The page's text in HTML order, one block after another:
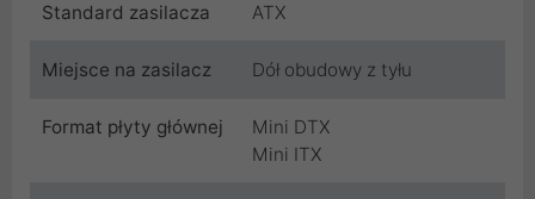
Standard zasilacza ATX
Miejsce na zasilacz Dół obudowy z tyłu
Format płyty głównej
Mini DTX
Mini ITX